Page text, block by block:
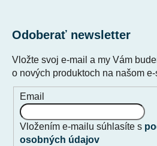
Odoberať newsletter
Vložte svoj e-mail a my Vám
o nových produktoch na našom
Email
Vložením e-mailu súhlasíte s
osobných údajov